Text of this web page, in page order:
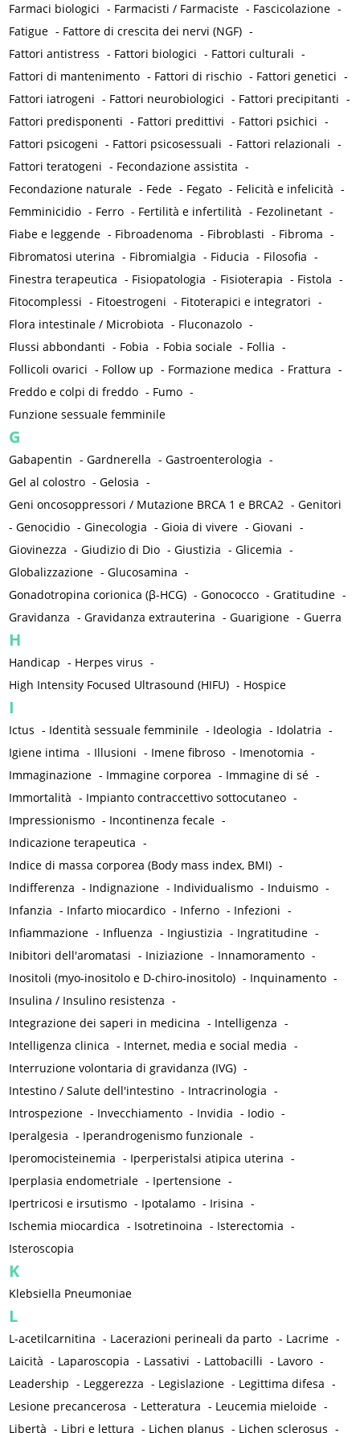
Farmaci biologici - Farmacisti / Farmaciste - Fascicolazione -
Fatigue - Fattore di crescita dei nervi (NGF) -
Fattori antistress - Fattori biologici - Fattori culturali -
Fattori di mantenimento - Fattori di rischio - Fattori genetici -
Fattori iatrogeni - Fattori neurobiologici - Fattori precipitanti -
Fattori predisponenti - Fattori predittivi - Fattori psichici -
Fattori psicogeni - Fattori psicosessuali - Fattori relazionali -
Fattori teratogeni - Fecondazione assistita -
Fecondazione naturale - Fede - Fegato - Felicità e infelicità -
Femminicidio - Ferro - Fertilità e infertilità - Fezolinetant -
Fiabe e leggende - Fibroadenoma - Fibroblasti - Fibroma -
Fibromatosi uterina - Fibromialgia - Fiducia - Filosofia -
Finestra terapeutica - Fisiopatologia - Fisioterapia - Fistola -
Fitocomplessi - Fitoestrogeni - Fitoterapici e integratori -
Flora intestinale / Microbiota - Fluconazolo -
Flussi abbondanti - Fobia - Fobia sociale - Follia -
Follicoli ovarici - Follow up - Formazione medica - Frattura -
Freddo e colpi di freddo - Fumo -
Funzione sessuale femminile
G
Gabapentin -Gardnerella -Gastroenterologia -
Gel al colostro -Gelosia -
Geni oncosoppressori / Mutazione BRCA 1 e BRCA2 -Genitori
-Genocidio -Ginecologia -Gioia di vivere -Giovani -
Giovinezza -Giudizio di Dio -Giustizia -Glicemia -
Globalizzazione -Glucosamina -
Gonadotropina corionica (β-HCG) -Gonococco -Gratitudine -
Gravidanza -Gravidanza extrauterina -Guarigione -Guerra
H
Handicap - Herpes virus -
High Intensity Focused Ultrasound (HIFU) - Hospice
I
Ictus - Identità sessuale femminile - Ideologia - Idolatria -
Igiene intima - Illusioni - Imene fibroso - Imenotomia -
Immaginazione - Immagine corporea - Immagine di sé -
Immortalità - Impianto contraccettivo sottocutaneo -
Impressionismo - Incontinenza fecale -
Indicazione terapeutica -
Indice di massa corporea (Body mass index, BMI) -
Indifferenza - Indignazione - Individualismo - Induismo -
Infanzia - Infarto miocardico - Inferno - Infezioni -
Infiammazione - Influenza - Ingiustizia - Ingratitudine -
Inibitori dell'aromatasi - Iniziazione - Innamoramento -
Inositoli (myo-inositolo e D-chiro-inositolo) - Inquinamento -
Insulina / Insulino resistenza -
Integrazione dei saperi in medicina - Intelligenza -
Intelligenza clinica - Internet, media e social media -
Interruzione volontaria di gravidanza (IVG) -
Intestino / Salute dell'intestino - Intracrinologia -
Introspezione - Invecchiamento - Invidia - Iodio -
Iperalgesia - Iperandrogenismo funzionale -
Iperomocisteinemia - Iperperistalsi atipica uterina -
Iperplasia endometriale - Ipertensione -
Ipertricosi e irsutismo - Ipotalamo - Irisina -
Ischemia miocardica - Isotretinoina - Isterectomia -
Isteroscopia
K
Klebsiella Pneumoniae
L
L-acetilcarnitina - Lacerazioni perineali da parto - Lacrime -
Laicità - Laparoscopia - Lassativi - Lattobacilli - Lavoro -
Leadership - Leggerezza - Legislazione - Legittima difesa -
Lesione precancerosa - Letteratura - Leucemia mieloide -
Libertà - Libri e lettura - Lichen planus - Lichen sclerosus -